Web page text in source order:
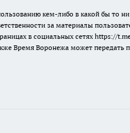
кем-либо в какой бы то
за материалы
в социальных сетях https://
Время Воронежа может